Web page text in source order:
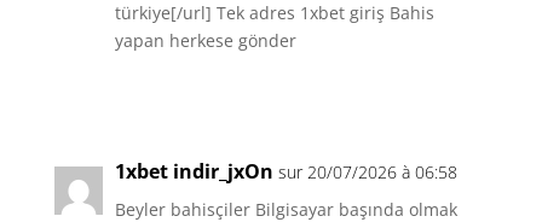
türkiye[/url] Tek adres 1xbet giriş Bahis
yapan herkese gönder
1xbet indir_jxOn sur 20/07/2026 à 06:58
Beyler bahisçiler Bilgisayar başında olmak